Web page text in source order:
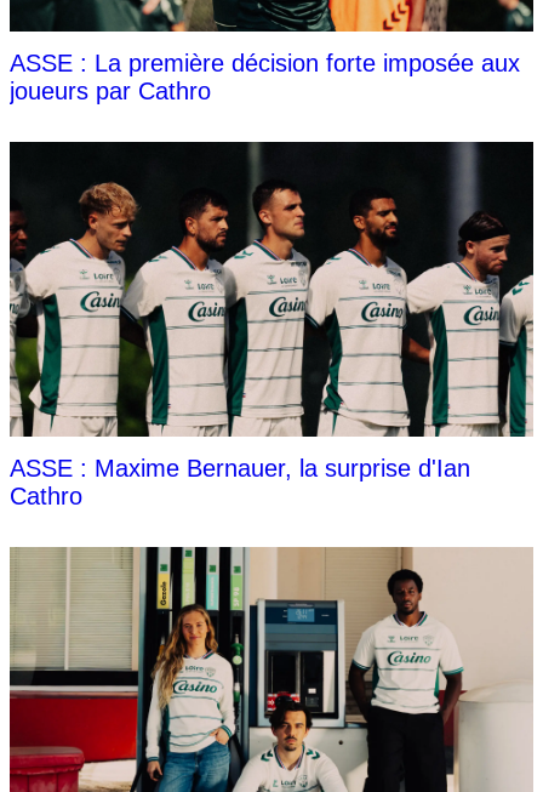
ASSE : La première décision forte imposée aux
joueurs par Cathro
ASSE : Maxime Bernauer, la surprise d'Ian
Cathro